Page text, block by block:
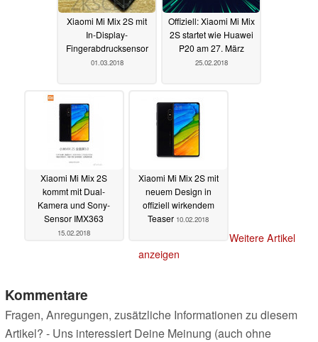
Xiaomi Mi Mix 2S mit
In-Display-
Fingerabdrucksensor
01.03.2018
Offiziell: Xiaomi Mi Mix
2S startet wie Huawei
P20 am 27. März
25.02.2018
Xiaomi Mi Mix 2S
kommt mit Dual-
Kamera und Sony-
Sensor IMX363
15.02.2018
Xiaomi Mi Mix 2S mit
neuem Design in
offiziell wirkendem
Teaser 10.02.2018
Weitere Artikel
anzeigen
Kommentare
Fragen, Anregungen, zusätzliche Informationen zu diesem
Artikel? - Uns interessiert Deine Meinung (auch ohne